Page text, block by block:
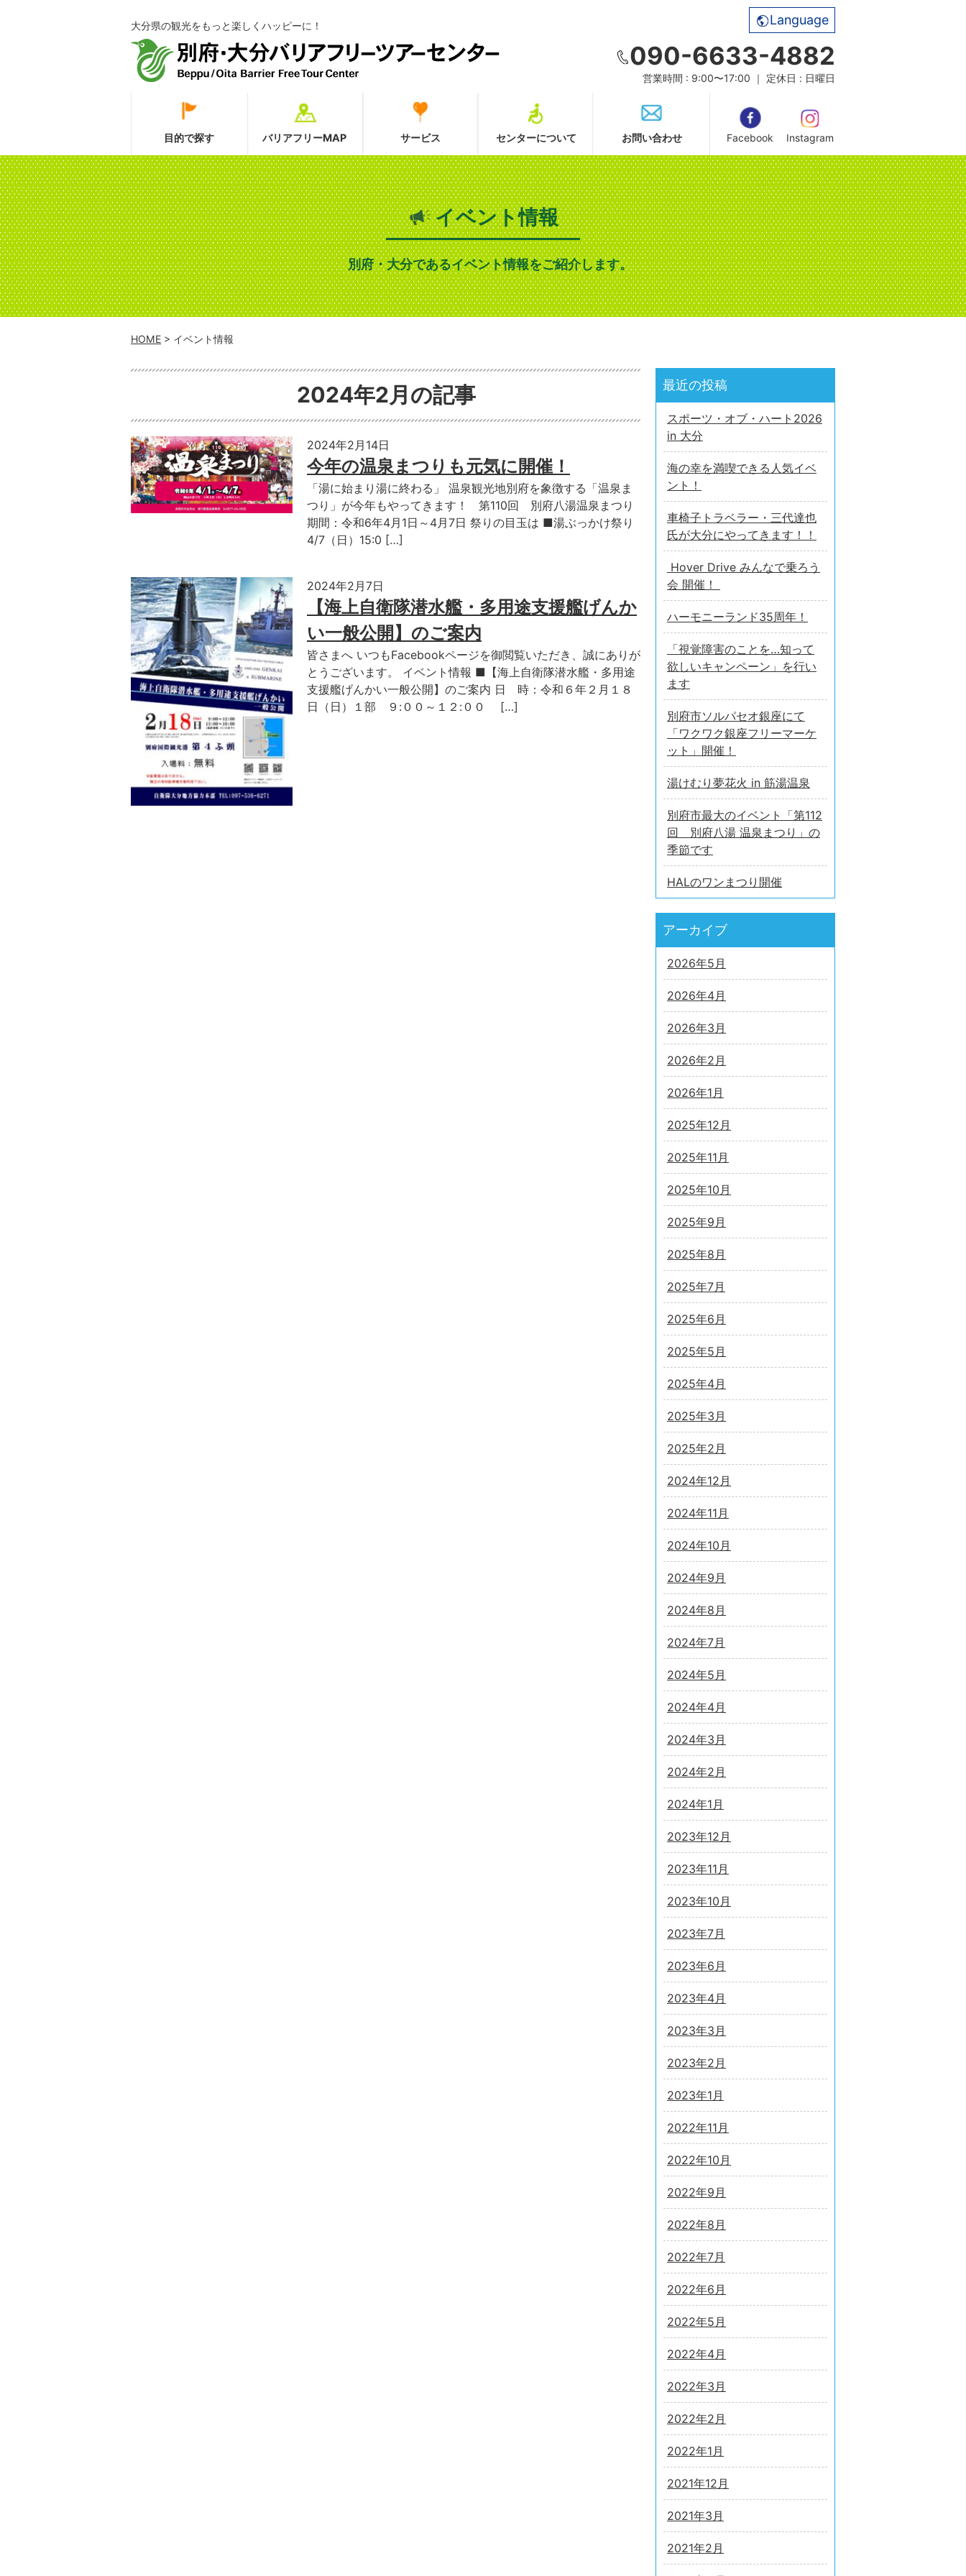
大分県の観光をもっと楽しくハッピーに！ Language
090-6633-4882
営業時間 : 9:00〜17:00 ｜ 定休日 : 日曜日
目的で探す バリアフリーMAP サービス センターについて お問い合わせ Facebook Instagram
イベント情報
別府・大分であるイベント情報をご紹介します。
HOME > イベント情報
2024年2月の記事
2024年2月14日
今年の温泉まつりも元気に開催！
「湯に始まり湯に終わる」 温泉観光地別府を象徴する「温泉ま
つり」が今年もやってきます！ 第110回 別府八湯温泉まつり
期間：令和6年4月1日～4月7日 祭りの目玉は ■湯ぶっかけ祭り
4/7（日）15:0 […]
2024年2月7日
【海上自衛隊潜水艦・多用途支援艦げんか
い一般公開】のご案内
皆さまへ いつもFacebookページを御閲覧いただき、誠にありが
とうございます。 イベント情報 ■【海上自衛隊潜水艦・多用途
支援艦げんかい一般公開】のご案内 日 時：令和６年２月１８
日（日）１部 ９:００～１２:００ […]
最近の投稿
スポーツ・オブ・ハート2026
in 大分
海の幸を満喫できる人気イベ
ント！
車椅子トラベラー・三代達也
氏が大分にやってきます！！
Hover Drive みんなで乗ろう
会 開催！
ハーモニーランド35周年！
「視覚障害のことを…知って
欲しいキャンペーン」を行い
ます
別府市ソルパセオ銀座にて
「ワクワク銀座フリーマーケ
ット」開催！
湯けむり夢花火 in 筋湯温泉
別府市最大のイベント「第112
回 別府八湯 温泉まつり」の
季節です
HALのワンまつり開催
アーカイブ
2026年5月
2026年4月
2026年3月
2026年2月
2026年1月
2025年12月
2025年11月
2025年10月
2025年9月
2025年8月
2025年7月
2025年6月
2025年5月
2025年4月
2025年3月
2025年2月
2024年12月
2024年11月
2024年10月
2024年9月
2024年8月
2024年7月
2024年5月
2024年4月
2024年3月
2024年2月
2024年1月
2023年12月
2023年11月
2023年10月
2023年7月
2023年6月
2023年4月
2023年3月
2023年2月
2023年1月
2022年11月
2022年10月
2022年9月
2022年8月
2022年7月
2022年6月
2022年5月
2022年4月
2022年3月
2022年2月
2022年1月
2021年12月
2021年3月
2021年2月